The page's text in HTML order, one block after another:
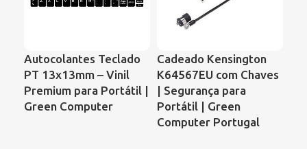
Autocolantes Teclado
PT 13x13mm – Vinil
Premium para Portátil |
Green Computer
Cadeado Kensington
K64567EU com Chaves
| Segurança para
Portátil | Green
Computer Portugal